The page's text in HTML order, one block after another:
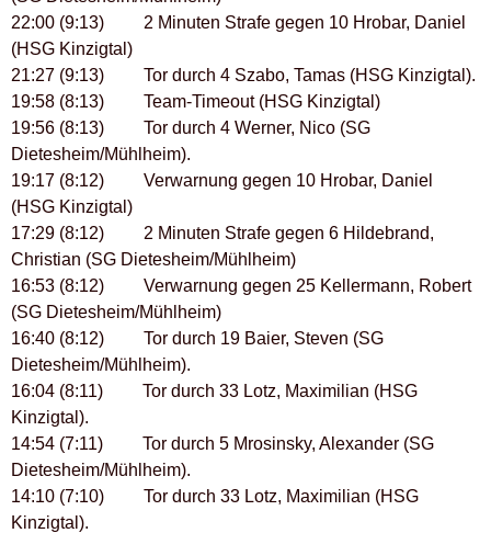
22:00 (9:13) 2 Minuten Strafe gegen 10 Hrobar, Daniel
(HSG Kinzigtal)
21:27 (9:13) Tor durch 4 Szabo, Tamas (HSG Kinzigtal).
19:58 (8:13) Team-Timeout (HSG Kinzigtal)
19:56 (8:13) Tor durch 4 Werner, Nico (SG
Dietesheim/Mühlheim).
19:17 (8:12) Verwarnung gegen 10 Hrobar, Daniel
(HSG Kinzigtal)
17:29 (8:12) 2 Minuten Strafe gegen 6 Hildebrand,
Christian (SG Dietesheim/Mühlheim)
16:53 (8:12) Verwarnung gegen 25 Kellermann, Robert
(SG Dietesheim/Mühlheim)
16:40 (8:12) Tor durch 19 Baier, Steven (SG
Dietesheim/Mühlheim).
16:04 (8:11) Tor durch 33 Lotz, Maximilian (HSG
Kinzigtal).
14:54 (7:11) Tor durch 5 Mrosinsky, Alexander (SG
Dietesheim/Mühlheim).
14:10 (7:10) Tor durch 33 Lotz, Maximilian (HSG
Kinzigtal).